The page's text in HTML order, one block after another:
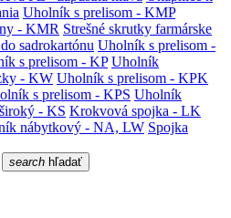
Uholník s prelisom - KMP
- KMR Strešné skrutky farmárske
sadrokartónu Uholník s prelisom -
s prelisom - KP Uholník
- KW Uholník s prelisom - KPK
s prelisom - KPS Uholník
- KS Krokvová spojka - LK
nábytkový - NA, LW Spojka
search hľadať